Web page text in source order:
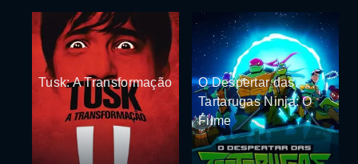
Tusk: A Transformação
O Despertar das
Tartarugas Ninja: O
Filme